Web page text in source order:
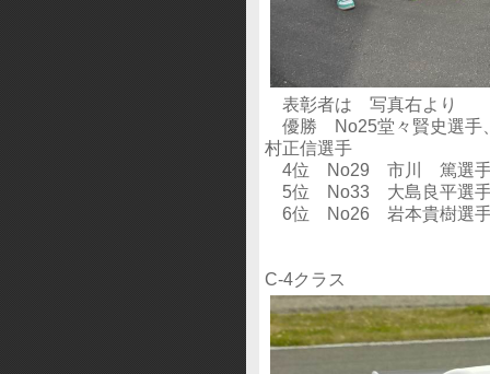
表彰者は 写真右より
優勝 No25堂々賢史選
村正信選手
4位 No29 市川 篤選手
5位 No33 大島良平選
6位 No26 岩本貴樹選
C-4クラス